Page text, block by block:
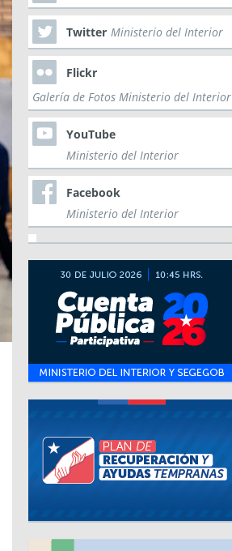
Twitter Ministerio del Interior
Flickr
Galería de Fotos Ministerio del Interior
YouTube
Ministerio del Interior
Facebook
Ministerio del Interior